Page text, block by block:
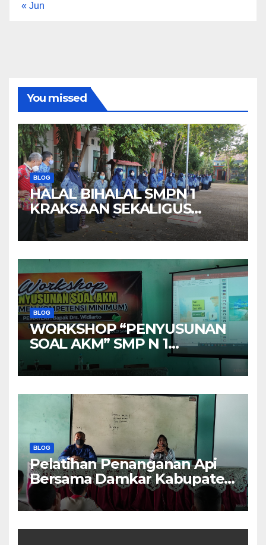
« Jun
You missed
BLOG
HALAL BIHALAL SMPN 1
KRAKSAAN SEKALIGUS
MEMPERINGATI HARI
KEBANHKITAN NASIONAL
BLOG
WORKSHOP “PENYUSUNAN
SOAL AKM” SMP N 1
KRAKSAAN
BLOG
Pelatihan Penanganan Api
Bersama Damkar Kabupaten
Probolinggo